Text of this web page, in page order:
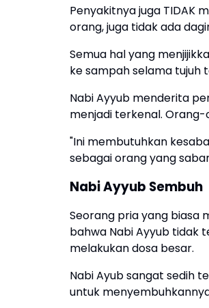
Penyakitnya juga TIDAK
orang, juga tidak ada
Semua hal yang
ke sampah selama tujuh
Nabi Ayyub menderita
menjadi terkenal.
"Ini membutuhkan
sebagai orang yang
Nabi Ayyub Sembuh
Seorang pria yang biasa
bahwa Nabi Ayyub tidak
melakukan dosa besar.
Nabi Ayub sangat sedih
untuk